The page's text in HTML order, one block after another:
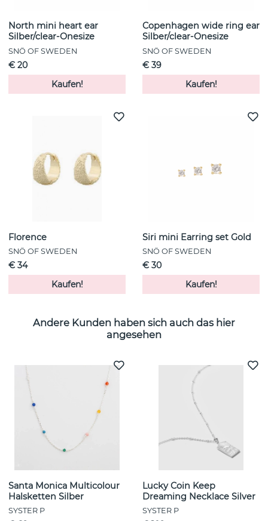
North mini heart ear
Silber/clear-Onesize
SNÖ OF SWEDEN
€ 20
Kaufen!
Copenhagen wide ring ear
Silber/clear-Onesize
SNÖ OF SWEDEN
€ 39
Kaufen!
Florence
SNÖ OF SWEDEN
€ 34
Kaufen!
Siri mini Earring set Gold
SNÖ OF SWEDEN
€ 30
Kaufen!
Andere Kunden haben sich auch das hier
angesehen
Santa Monica Multicolour
Halsketten Silber
SYSTER P
Lucky Coin Keep
Dreaming Necklace Silver
SYSTER P